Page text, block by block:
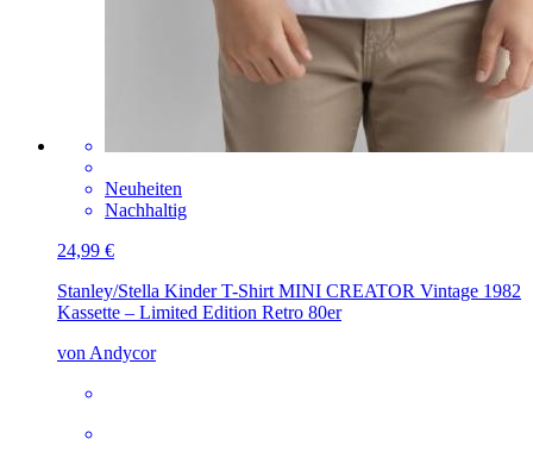
Neuheiten
Nachhaltig
24,99 €
Stanley/Stella Kinder T-Shirt MINI CREATOR Vintage 1982
Kassette – Limited Edition Retro 80er
von Andycor